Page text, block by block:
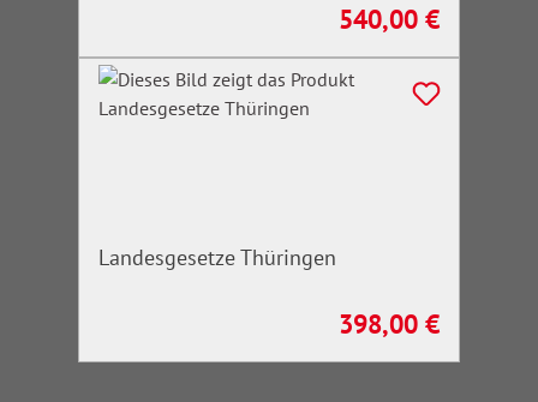
Regulärer Preis:
540,00 €
Landesgesetze Thüringen
Regulärer Preis:
398,00 €